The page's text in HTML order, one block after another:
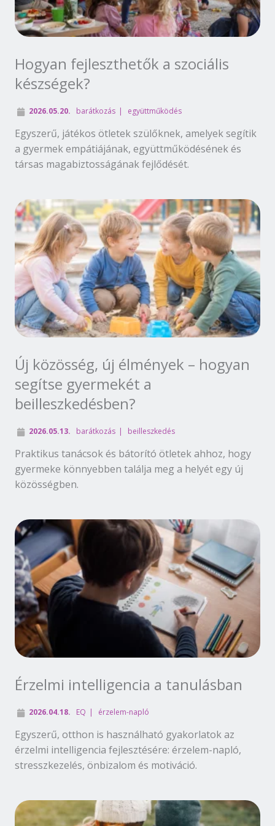
Hogyan fejleszthetők a szociális
készségek?
2026.05.20. barátkozás együttműködés
Egyszerű, játékos ötletek szülőknek, amelyek segítik
a gyermek empátiájának, együttműködésének és
társas magabiztosságának fejlődését.
Új közösség, új élmények – hogyan
segítse gyermekét a
beilleszkedésben?
2026.05.13. barátkozás beilleszkedés
Praktikus tanácsok és bátorító ötletek ahhoz, hogy
gyermeke könnyebben találja meg a helyét egy új
közösségben.
Érzelmi intelligencia a tanulásban
2026.04.18. EQ érzelem-napló
Egyszerű, otthon is használható gyakorlatok az
érzelmi intelligencia fejlesztésére: érzelem-napló,
stresszkezelés, önbizalom és motiváció.